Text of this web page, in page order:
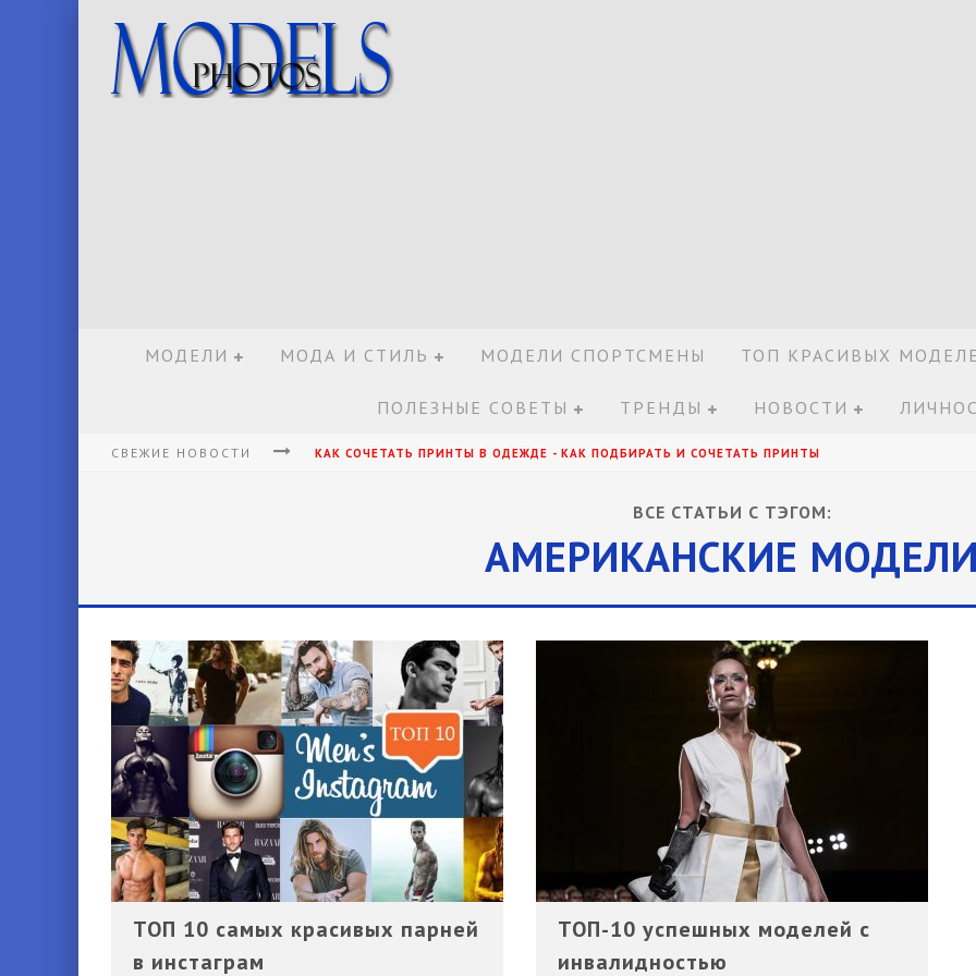
МОДЕЛИ МОДА И СТИЛЬ МОДЕЛИ СПОРТСМЕНЫ ТОП КРАСИВЫХ
ПОЛЕЗНЫЕ СОВЕТЫ ТРЕНДЫ НОВОСТИ
СВЕЖИЕ НОВОСТИ КАК СОЧЕТАТЬ ПРИНТЫ В ОДЕЖДЕ - КАК ПОДБИРАТЬ И СОЧЕТАТЬ ПРИНТЫ
ЧТО НАДЕТЬ НА ПЕРВОЕ СВИДАНИЕ ЖЕНЩИНЕ - ЧТО ОДЕТЬ НА ПЕРВОЕ СВИДАНИЕ?
ОФИСНЫЙ ДРЕСС-КОД ДЛЯ МУЖЧИН 2025 - ДЕЛОВОЙ СТИЛЬ ОДЕЖДЫ ДЛЯ МУЖЧИН: ОБРАЗЫ И
ВСЕ СТАТЬИ С ТЭГОМ:
АМЕРИКАНСКИЕ МОДЕЛИ
ТОП 10 самых красивых парней
в инстаграм
ТОП-10 успешных моделей с
инвалидностью